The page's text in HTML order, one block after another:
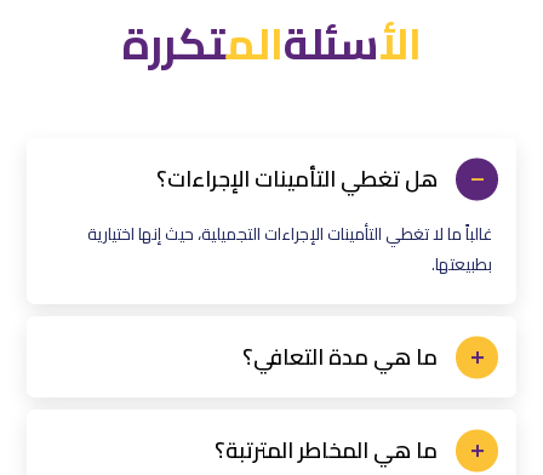
الأسئلةالمتكررة
هل تغطي التأمينات الإجراءات؟
غالباً ما لا تغطي التأمينات الإجراءات التجميلية، حيث إنها اختيارية
بطبيعتها.
ما هي مدة التعافي؟
ما هي المخاطر المترتبة؟